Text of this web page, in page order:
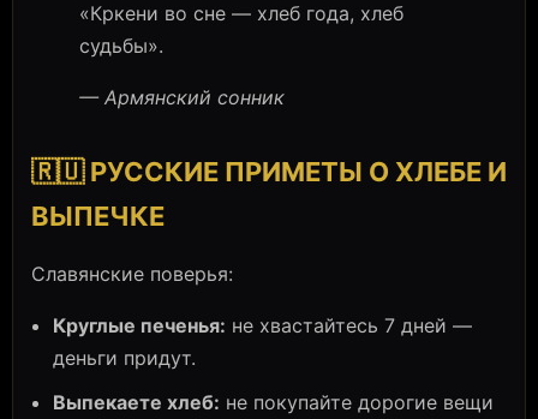
«Кркени во сне — хлеб года, хлеб
судьбы».
— Армянский сонник
🇷🇺 РУССКИЕ ПРИМЕТЫ О ХЛЕБЕ И
ВЫПЕЧКЕ
Славянские поверья:
Круглые печенья: не хвастайтесь 7 дней —
деньги придут.
Выпекаете хлеб: не покупайте дорогие вещи